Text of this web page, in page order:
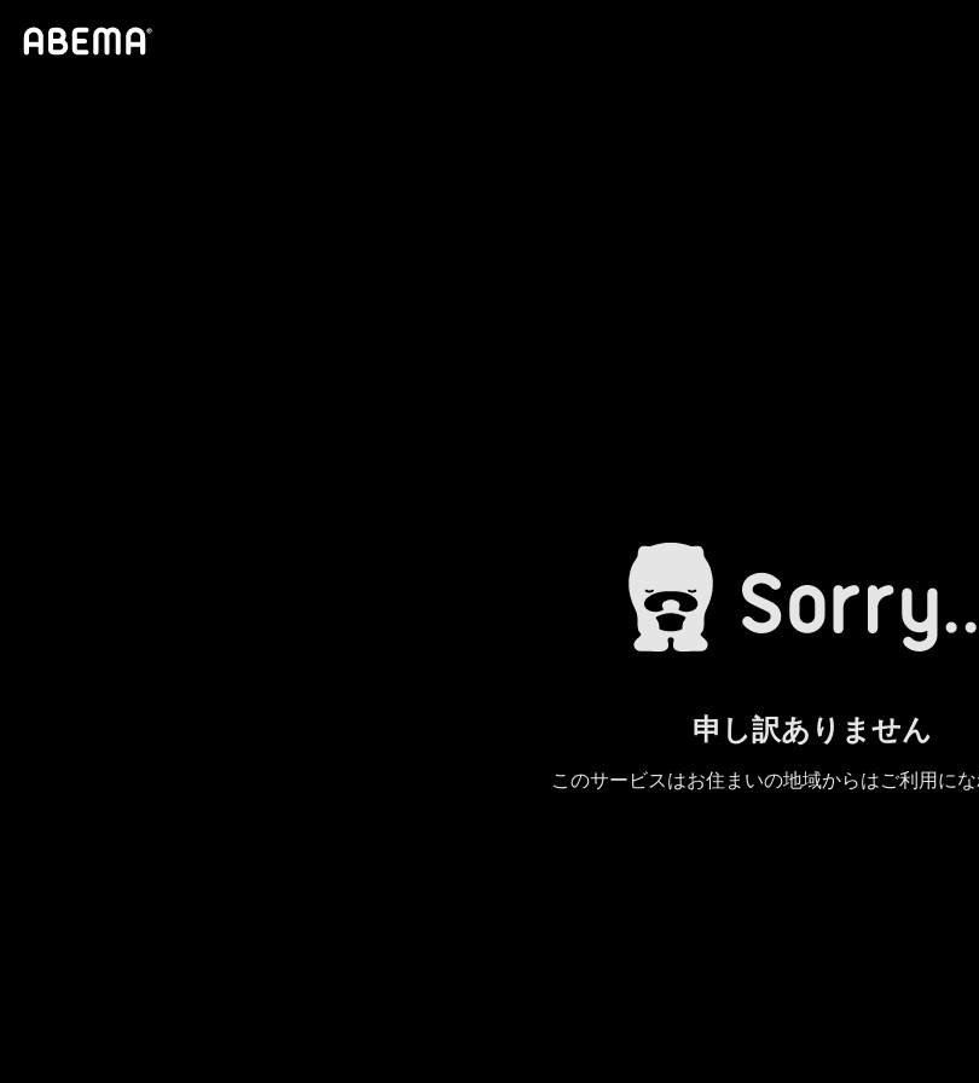
申し訳ありません
このサービスはお住まいの地域からはご利用にな